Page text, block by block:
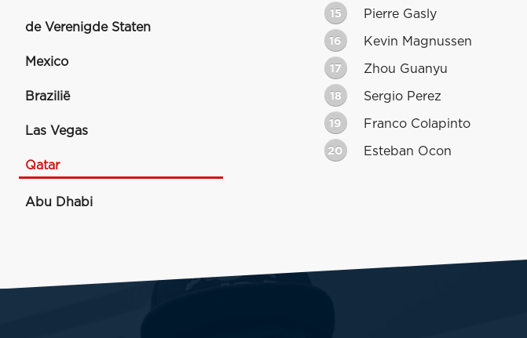
de Verenigde Staten
Mexico
Brazilië
Las Vegas
Qatar
Abu Dhabi
15 Pierre Gasly
16 Kevin Magnussen
17 Zhou Guanyu
18 Sergio Perez
19 Franco Colapinto
20 Esteban Ocon